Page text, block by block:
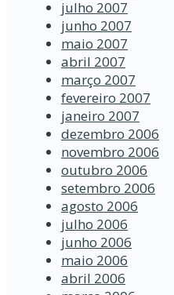
julho 2007
junho 2007
maio 2007
abril 2007
março 2007
fevereiro 2007
janeiro 2007
dezembro 2006
novembro 2006
outubro 2006
setembro 2006
agosto 2006
julho 2006
junho 2006
maio 2006
abril 2006